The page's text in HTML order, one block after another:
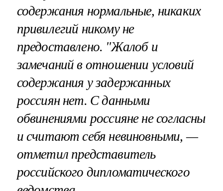
содержания нормальные, никаких
привилегий никому не
предоставлено. "Жалоб и
замечаний в отношении условий
содержания у задержанных
россиян нет. С данными
обвинениями россияне не согласны
и считают себя невиновными, —
отметил представитель
российского дипломатического